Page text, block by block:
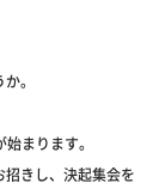
。
まります。
きし、決起集会を